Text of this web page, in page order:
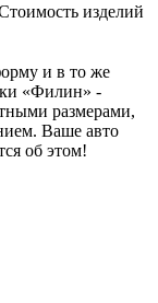
изделий
и в то же
«Филин» -
размерами,
Ваше авто
об этом!